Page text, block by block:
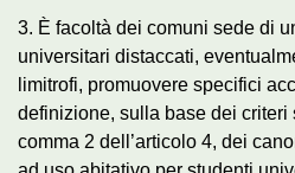
3. È facoltà dei comuni sede di
universitari distaccati,
limitrofi, promuovere specifici
definizione, sulla base dei criteri
comma 2 dell’articolo 4, dei